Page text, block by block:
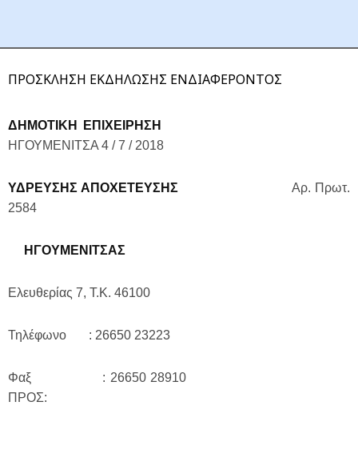
ΠΡΟΣΚΛΗΣΗ ΕΚΔΗΛΩΣΗΣ ΕΝΔΙΑΦΕΡΟΝΤΟΣ
ΔΗΜΟΤΙΚΗ ΕΠΙΧΕΙΡΗΣΗ
ΗΓΟΥΜΕΝΙΤΣΑ 4 / 7 / 2018
ΥΔΡΕΥΣΗΣ ΑΠΟΧΕΤΕΥΣΗΣΑρ. Πρωτ.
2584
ΗΓΟΥΜΕΝΙΤΣΑΣ
Ελευθερίας 7, Τ.Κ. 46100
Τηλέφωνο : 26650 23223
Φαξ : 26650 28910
ΠΡΟΣ: